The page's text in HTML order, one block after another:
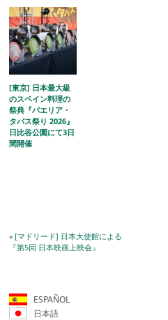
[東京] 日本最大級
のスペイン料理の
祭典『パエリア・
タパス祭り 2026』
日比谷公園にて3日
間開催
«[マドリード] 日本大使館による
『第5回 日本映画上映会』
ESPAÑOL
日本語